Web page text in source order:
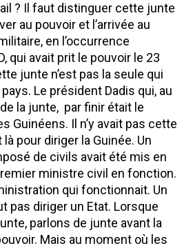
? Il faut distinguer cette junte
au pouvoir et l’arrivée au
en l’occurrence
qui avait prit le pouvoir le 23
junte n’est pas la seule qui
Le président Dadis qui, au
la junte, par finir était le
Guinéens. Il n’y avait pas cette
pour diriger la Guinée. Un
de civils avait été mis en
ministre civil en fonction.
qui fonctionnait. Un
pas diriger un Etat. Lorsque
parlons de junte avant la
Mais au moment où les